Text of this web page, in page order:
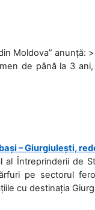
Moldova” anunță:
de până la 3
– Giurgiulești,
Întreprinderii de
pe sectorul
cu destinația